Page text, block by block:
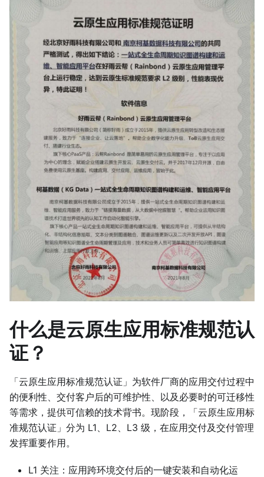
什么是云原生应用标准规范认
证？
「云原生应用标准规范认证」为软件厂商的应用交付过程中
的便利性、交付客户后的可维护性、以及必要时的可迁移性
等需求，提供可信赖的技术背书。现阶段，「云原生应用标
准规范认证」分为 L1、L2、L3 级，在应用交付及交付管理
发挥重要作用。
L1 关注：应用跨环境交付后的一键安装和自动化运